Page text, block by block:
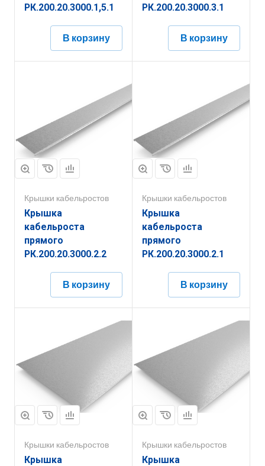
РК.200.20.3000.1,5.1
В корзину
РК.200.20.3000.3.1
В корзину
Крышки кабельростов
Крышка
кабельроста
прямого
РК.200.20.3000.2.2
В корзину
Крышки кабельростов
Крышка
кабельроста
прямого
РК.200.20.3000.2.1
В корзину
Крышки кабельростов
Крышка
Крышки кабельростов
Крышка